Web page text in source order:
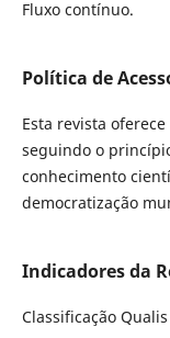
Fluxo contínuo.
Política de
Esta revista
seguindo o
conhecimento
democratização
Indicadores da
Classificação Qualis